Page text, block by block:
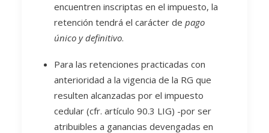
encuentren inscriptas en el impuesto, la
retención tendrá el carácter de pago
único y definitivo.
Para las retenciones practicadas con
anterioridad a la vigencia de la RG que
resulten alcanzadas por el impuesto
cedular (cfr. artículo 90.3 LIG) -por ser
atribuibles a ganancias devengadas en